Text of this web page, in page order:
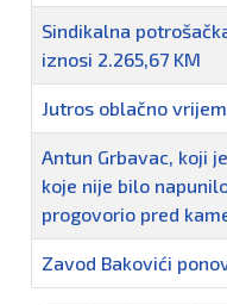
Sindikalna
iznosi 2.265,67 KM
Jutros oblačno
Antun Grbavac, koji
koje nije bilo
progovorio pred
Zavod Bakovići